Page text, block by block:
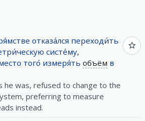
отказа́лся переходи́ть
систе́му,
того́ измеря́ть объём в
he was, refused to change to the
preferring to measure
instead.